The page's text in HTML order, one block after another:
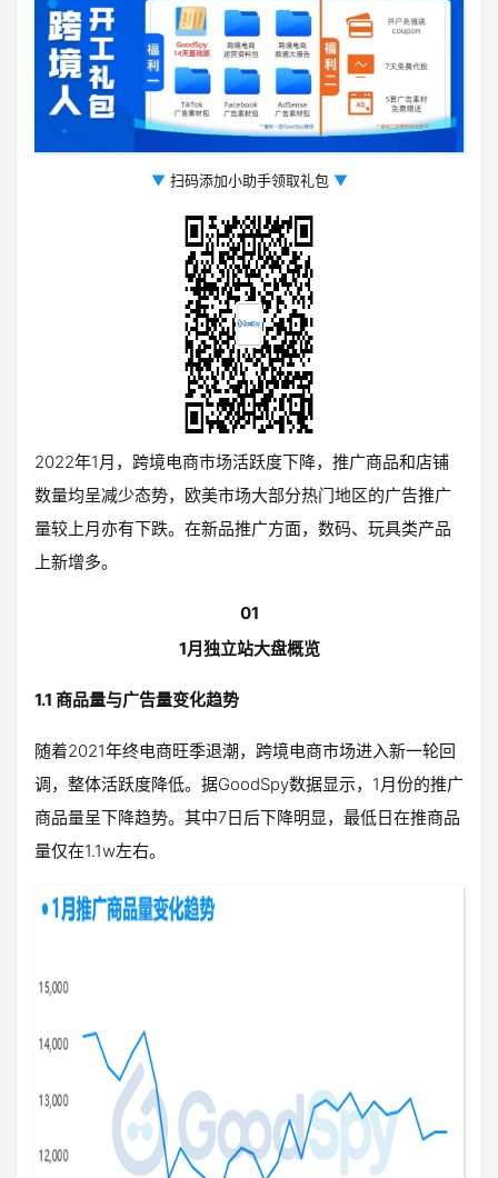
▼ 扫码添加小助手领取礼包 ▼
2022年1月，跨境电商市场活跃度下降，推广商品和店铺
数量均呈减少态势，欧美市场大部分热门地区的广告推广
量较上月亦有下跌。在新品推广方面，数码、玩具类产品
上新增多。
01
1月独立站大盘概览
1.1 商品量与广告量变化趋势
随着2021年终电商旺季退潮，跨境电商市场进入新一轮回
调，整体活跃度降低。据GoodSpy数据显示，1月份的推广
商品量呈下降趋势。其中7日后下降明显，最低日在推商品
量仅在1.1w左右。